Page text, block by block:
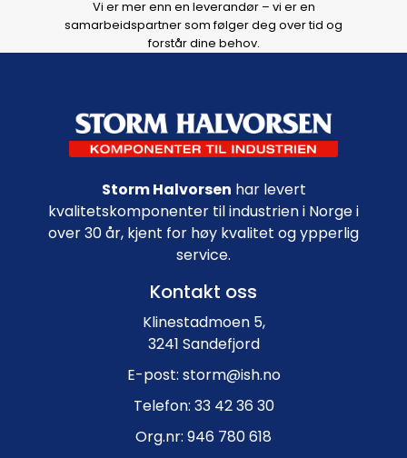
Vi er mer enn en leverandør – vi er en
samarbeidspartner som følger deg over tid og
forstår dine behov.
Footer navigation
Storm Halvorsen har levert
kvalitetskomponenter til industrien i Norge i
over 30 år, kjent for høy kvalitet og ypperlig
service.
Kontakt oss
Klinestadmoen 5,
3241 Sandefjord
E-post: storm@ish.no
Telefon: 33 42 36 30
Org.nr: 946 780 618